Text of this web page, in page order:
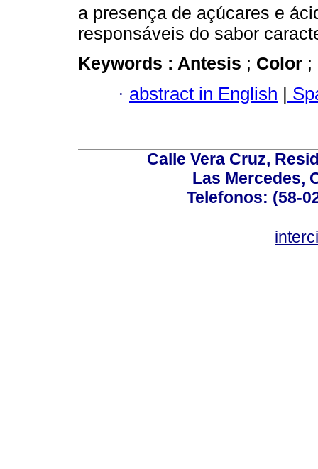
a presença de açúcares e
responsáveis do sabor
Keywords : Antesis ; Color ;
· abstract in English |
Calle Vera Cruz,
Las Mercedes,
Telefonos: (58-